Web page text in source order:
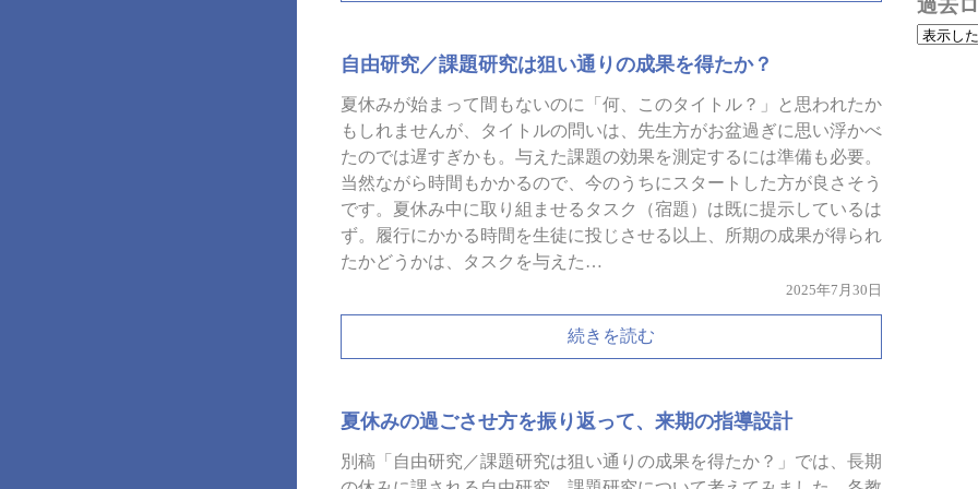
自由研究／課題研究は狙い通りの成果を得たか？
夏休みが始まって間もないのに「何、このタイトル？」と思われたか
もしれませんが、タイトルの問いは、先生方がお盆過ぎに思い浮かべ
たのでは遅すぎかも。与えた課題の効果を測定するには準備も必要。
当然ながら時間もかかるので、今のうちにスタートした方が良さそう
です。夏休み中に取り組ませるタスク（宿題）は既に提示しているは
ず。履行にかかる時間を生徒に投じさせる以上、所期の成果が得られ
たかどうかは、タスクを与えた…
2025年7月30日
続きを読む
夏休みの過ごさせ方を振り返って、来期の指導設計
別稿「自由研究／課題研究は狙い通りの成果を得たか？」では、長期
過去